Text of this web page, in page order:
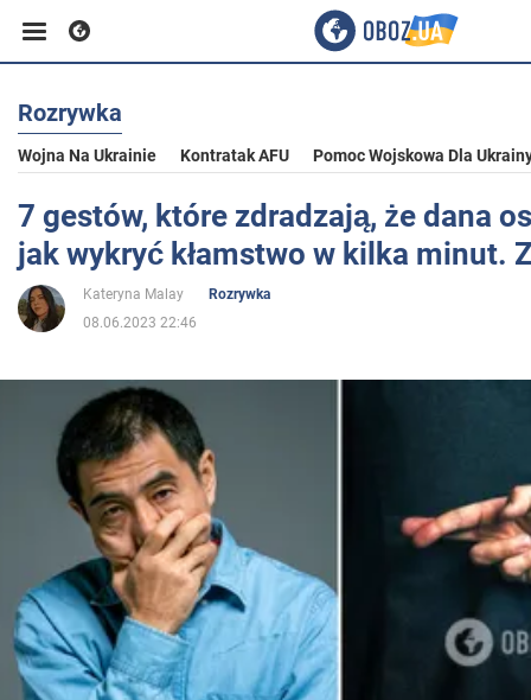
Biznes
Sport
Rozrywka
Polityka
Społeczeństwo
Wojna na Ukrainie
Świat
Rozrywka
Wojna Na Ukrainie Kontratak AFU Pomoc Wojskowa Dla
7 gestów, które zdradzają, że dana
jak wykryć kłamstwo w kilka minut.
Kateryna Malay
Rozrywka
08.06.2023 22:46